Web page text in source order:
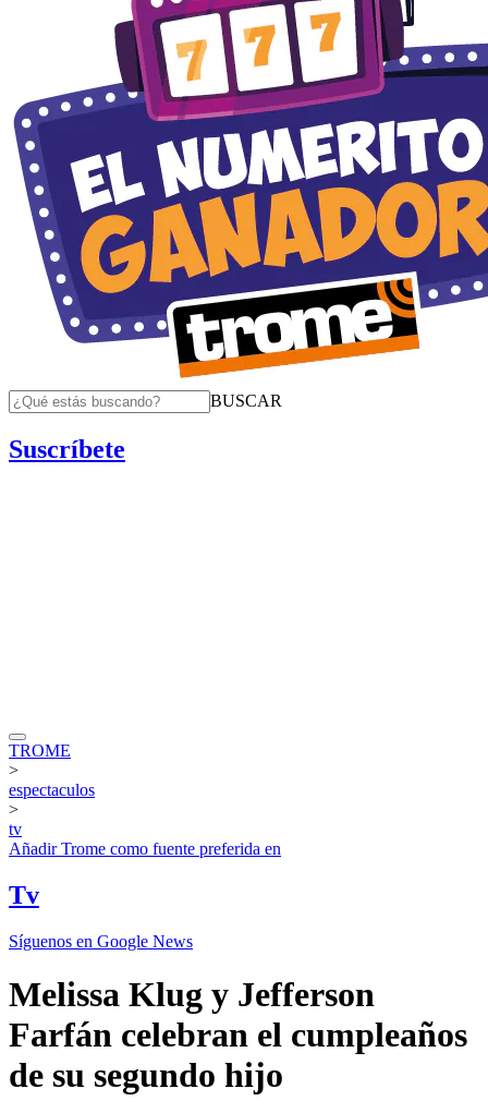
BUSCAR
Suscríbete
TROME
>
espectaculos
>
tv
AñadirTrome como fuente preferida en
Tv
Síguenos en Google News
Melissa Klug y Jefferson
Farfán celebran el cumpleaños
de su segundo hijo